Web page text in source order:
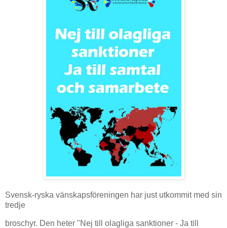
Svensk-ryska vänskapsföreningen har just utkommit med sin
tredje
broschyr. Den heter "Nej till olagliga sanktioner - Ja till